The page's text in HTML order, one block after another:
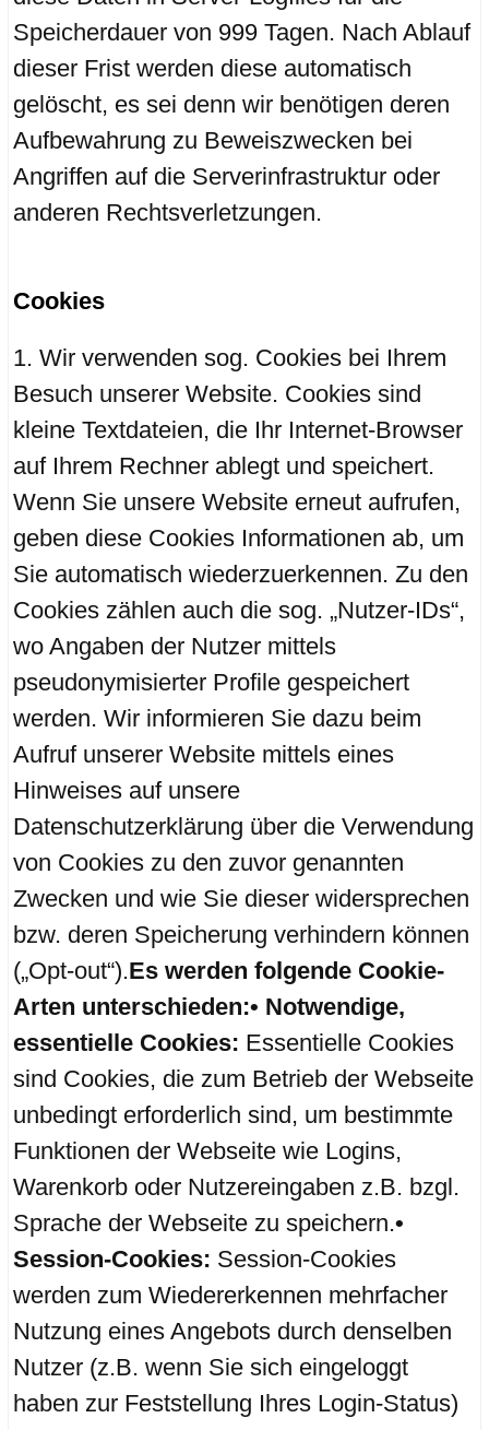
Speicherdauer von 999 Tagen. Nach Ablauf
dieser Frist werden diese automatisch
gelöscht, es sei denn wir benötigen deren
Aufbewahrung zu Beweiszwecken bei
Angriffen auf die Serverinfrastruktur oder
anderen Rechtsverletzungen.
Cookies
Wir verwenden sog. Cookies bei Ihrem
Besuch unserer Website. Cookies sind
kleine Textdateien, die Ihr Internet-Browser
auf Ihrem Rechner ablegt und speichert.
Wenn Sie unsere Website erneut aufrufen,
geben diese Cookies Informationen ab, um
Sie automatisch wiederzuerkennen. Zu den
Cookies zählen auch die sog. „Nutzer-IDs“,
wo Angaben der Nutzer mittels
pseudonymisierter Profile gespeichert
werden. Wir informieren Sie dazu beim
Aufruf unserer Website mittels eines
Hinweises auf unsere
Datenschutzerklärung über die Verwendung
von Cookies zu den zuvor genannten
Zwecken und wie Sie dieser widersprechen
bzw. deren Speicherung verhindern können
(„Opt-out“).Es werden folgende Cookie-
Arten unterschieden:• Notwendige,
essentielle Cookies: Essentielle Cookies
sind Cookies, die zum Betrieb der Webseite
unbedingt erforderlich sind, um bestimmte
Funktionen der Webseite wie Logins,
Warenkorb oder Nutzereingaben z.B. bzgl.
Sprache der Webseite zu speichern.•
Session-Cookies: Session-Cookies
werden zum Wiedererkennen mehrfacher
Nutzung eines Angebots durch denselben
Nutzer (z.B. wenn Sie sich eingeloggt
haben zur Feststellung Ihres Login-Status)